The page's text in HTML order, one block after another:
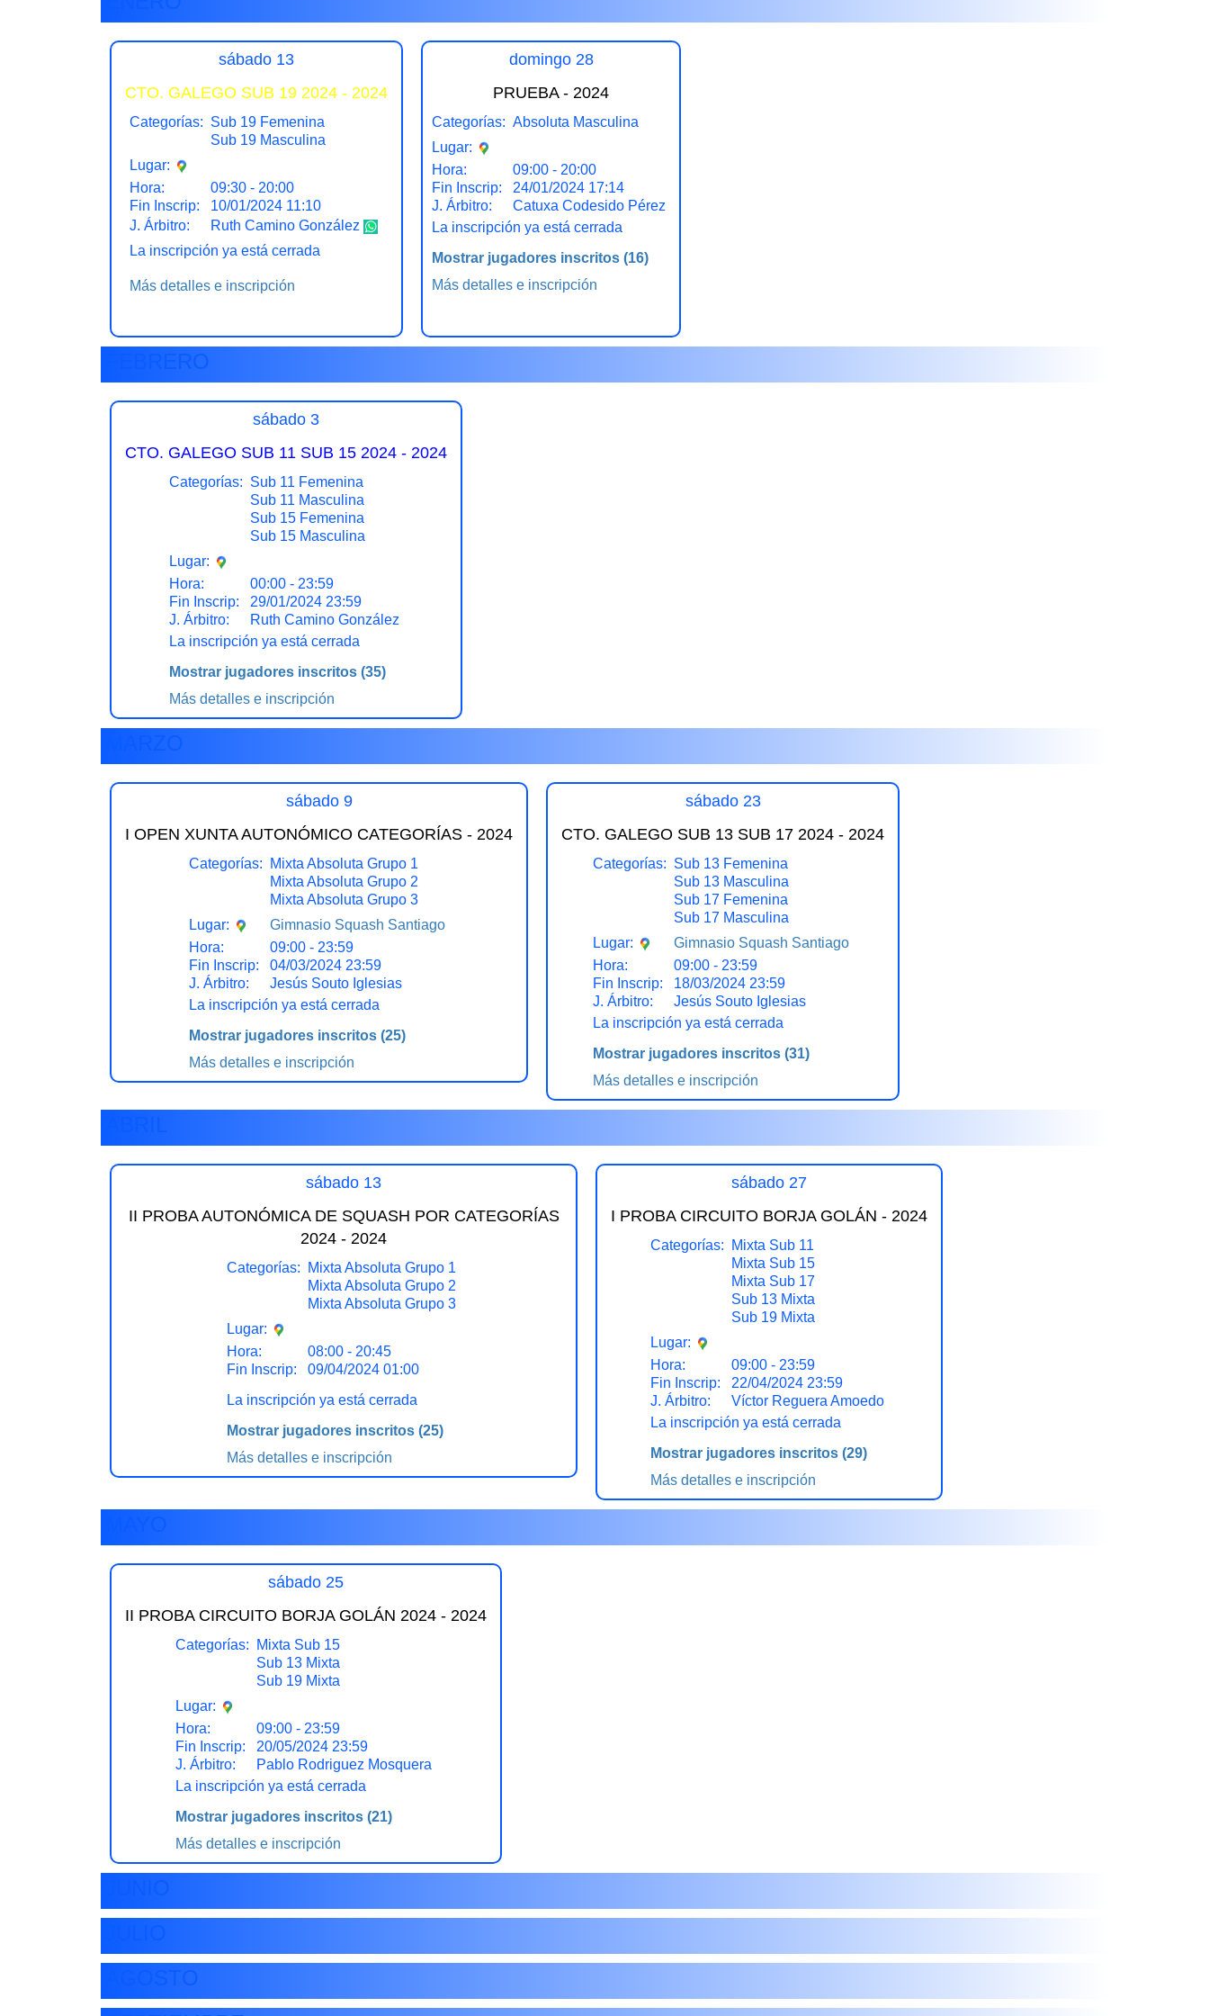
sábado 13
CTO. GALEGO SUB 19 2024 - 2024
Categorías: Sub 19 Femenina
Sub 19 Masculina
Lugar:
Hora:
09:30 - 20:00
Fin Inscrip:
10/01/2024 11:10
J. Árbitro:
Ruth Camino González
La inscripción ya está cerrada
Más detalles e inscripción
domingo 28
PRUEBA - 2024
Categorías: Absoluta Masculina
Lugar:
Hora:
09:00 - 20:00
Fin Inscrip:
24/01/2024 17:14
J. Árbitro:
Catuxa Codesido Pérez
La inscripción ya está cerrada
Mostrar jugadores inscritos (16)
Más detalles e inscripción
FEBRERO
sábado 3
CTO. GALEGO SUB 11 SUB 15 2024 - 2024
Categorías: Sub 11 Femenina
Sub 11 Masculina
Sub 15 Femenina
Sub 15 Masculina
Lugar:
Hora:
00:00 - 23:59
Fin Inscrip:
29/01/2024 23:59
J. Árbitro:
Ruth Camino González
La inscripción ya está cerrada
Mostrar jugadores inscritos (35)
Más detalles e inscripción
sábado 9
I OPEN XUNTA AUTONÓMICO CATEGORÍAS - 2024
Categorías:
Mixta Absoluta Grupo 1
Mixta Absoluta Grupo 2
Mixta Absoluta Grupo 3
Lugar:
Gimnasio Squash Santiago
Hora:
09:00 - 23:59
Fin Inscrip:
04/03/2024 23:59
J. Árbitro:
Jesús Souto Iglesias
La inscripción ya está cerrada
Mostrar jugadores inscritos (25)
Más detalles e inscripción
sábado 23
CTO. GALEGO SUB 13 SUB 17 2024 - 2024
Categorías: Sub 13 Femenina
Sub 13 Masculina
Sub 17 Femenina
Sub 17 Masculina
Lugar:
Gimnasio Squash Santiago
Hora:
09:00 - 23:59
Fin Inscrip:
18/03/2024 23:59
J. Árbitro:
Jesús Souto Iglesias
La inscripción ya está cerrada
Mostrar jugadores inscritos (31)
Más detalles e inscripción
sábado 13
II PROBA AUTONÓMICA DE SQUASH POR CATEGORÍAS
2024 - 2024
Categorías:
Mixta Absoluta Grupo 1
Mixta Absoluta Grupo 2
Mixta Absoluta Grupo 3
Lugar:
Hora:
08:00 - 20:45
Fin Inscrip:
09/04/2024 01:00
La inscripción ya está cerrada
Mostrar jugadores inscritos (25)
Más detalles e inscripción
sábado 27
I PROBA CIRCUITO BORJA GOLÁN - 2024
Categorías:
Mixta Sub 11
Mixta Sub 15
Mixta Sub 17
Sub 13 Mixta
Sub 19 Mixta
Lugar:
Hora:
09:00 - 23:59
Fin Inscrip:
22/04/2024 23:59
J. Árbitro:
Víctor Reguera Amoedo
La inscripción ya está cerrada
Mostrar jugadores inscritos (29)
Más detalles e inscripción
sábado 25
II PROBA CIRCUITO BORJA GOLÁN 2024 - 2024
Categorías:
Mixta Sub 15
Sub 13 Mixta
Sub 19 Mixta
Lugar:
Hora:
09:00 - 23:59
Fin Inscrip:
20/05/2024 23:59
J. Árbitro:
Pablo Rodriguez Mosquera
La inscripción ya está cerrada
Mostrar jugadores inscritos (21)
Más detalles e inscripción
AGOSTO